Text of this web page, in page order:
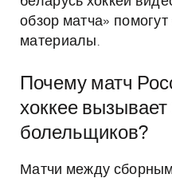
обзор матча»
материалы.
Почему матч
хоккее
болельщиков?
Матчи между